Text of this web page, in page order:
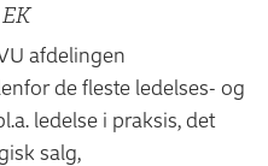
afdelingen
de fleste ledelses- og
ledelse i praksis, det
salg,